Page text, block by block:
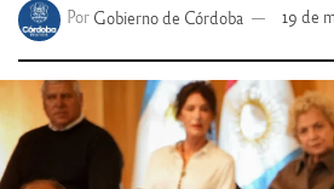
Por Gobierno de Córdoba 19 de